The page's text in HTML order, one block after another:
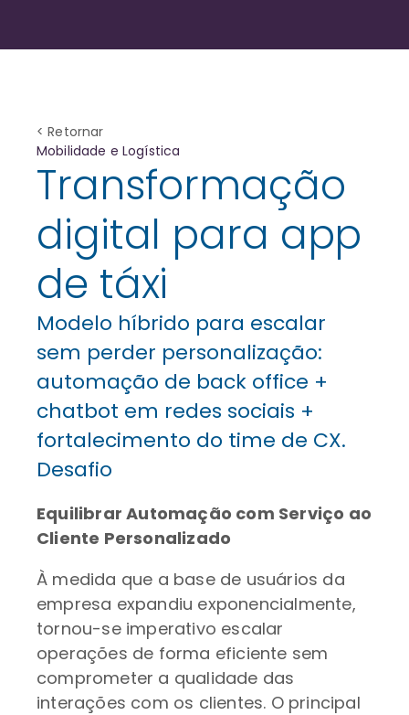
< Retornar
Mobilidade e Logística
Transformação
digital para app
de táxi
Modelo híbrido para escalar
sem perder personalização:
automação de back office +
chatbot em redes sociais +
fortalecimento do time de CX.
Desafio
Equilibrar Automação com Serviço ao
Cliente Personalizado
À medida que a base de usuários da
empresa expandiu exponencialmente,
tornou-se imperativo escalar
operações de forma eficiente sem
comprometer a qualidade das
interações com os clientes. O principal